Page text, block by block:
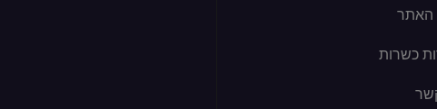
כשרות